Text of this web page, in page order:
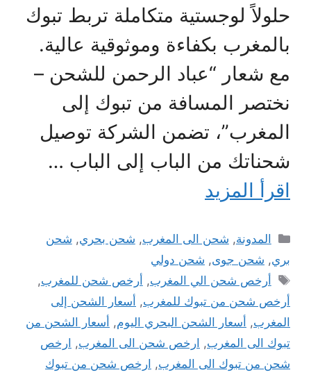
حلولاً لوجستية متكاملة تربط تبوك
بالمغرب بكفاءة وموثوقية عالية.
مع شعار “عباد الرحمن للشحن –
نختصر المسافة من تبوك إلى
المغرب”، تضمن الشركة توصيل
شحناتك من الباب إلى الباب …
اقرأ المزيد
التصنيفات
المدونة, شحن الى المغرب, شحن بحري, شحن
بري, شحن جوى, شحن دولي
الوسوم
أرخص شحن الي المغرب, أرخص شحن للمغرب,
أرخص شحن من تبوك للمغرب, أسعار الشحن إلى
المغرب, أسعار الشحن البحري اليوم, أسعار الشحن من
تبوك الى المغرب, ارخص شحن الى المغرب, ارخص
شحن من تبوك الى المغرب, ارخص شحن من تبوك